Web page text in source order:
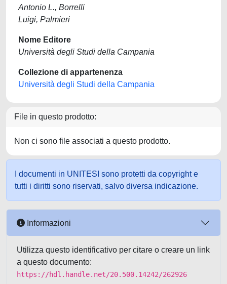
Antonio L., Borrelli
Luigi, Palmieri
Nome Editore
Università degli Studi della Campania
Collezione di appartenenza
Università degli Studi della Campania
File in questo prodotto:
Non ci sono file associati a questo prodotto.
I documenti in UNITESI sono protetti da copyright e
tutti i diritti sono riservati, salvo diversa indicazione.
Informazioni
Utilizza questo identificativo per citare o creare un link
a questo documento:
https://hdl.handle.net/20.500.14242/262926